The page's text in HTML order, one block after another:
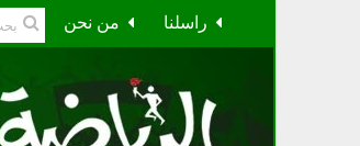
من نحن راسلنا